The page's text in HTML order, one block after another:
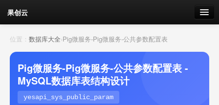
果创云
数据表单
API接口
云存储
位置： 数据库大全›Pig微服务-Pig微服务-公共参数配置表
Pig微服务-Pig微服务-公共参数配置表 -
MySQL数据库表结构设计
yesapi_sys_public_param